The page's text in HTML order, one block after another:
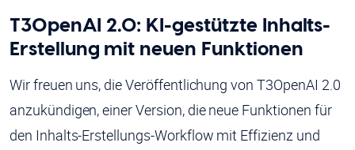
T3OpenAI 2.0: KI-gestützte Inhalts-
Erstellung mit neuen Funktionen
Wir freuen uns, die Veröffentlichung von T3OpenAI 2.0
anzukündigen, einer Version, die neue Funktionen für
den Inhalts-Erstellungs-Workflow mit Effizienz und